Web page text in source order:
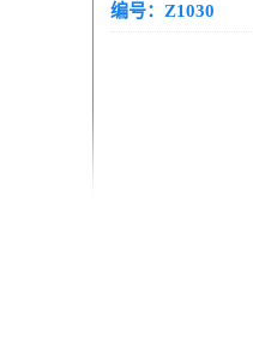
编号：Z1030